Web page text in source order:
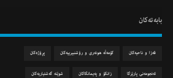
بابه‌ته‌كان
قه‌زا و ناحیه‌كان كۆمه‌ڵه‌ هونه‌ری و رۆشنبیرییه‌كان پڕۆژه‌كان
ئه‌نجومه‌نی پارێزگا زانكۆ و په‌یمانگاكان شوێنه‌ گه‌شتیاریه‌كان